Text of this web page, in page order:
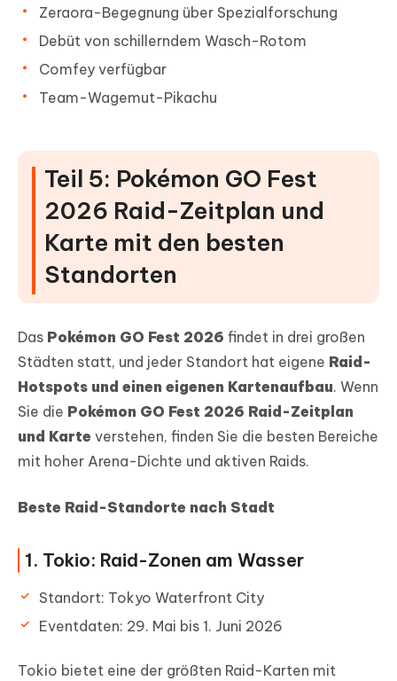
Zeraora-Begegnung über Spezialforschung
Debüt von schillerndem Wasch-Rotom
Comfey verfügbar
Team-Wagemut-Pikachu
Teil 5: Pokémon GO Fest
2026 Raid-Zeitplan und
Karte mit den besten
Standorten
Das Pokémon GO Fest 2026 findet in drei großen
Städten statt, und jeder Standort hat eigene Raid-
Hotspots und einen eigenen Kartenaufbau. Wenn
Sie die Pokémon GO Fest 2026 Raid-Zeitplan
und Karte verstehen, finden Sie die besten Bereiche
mit hoher Arena-Dichte und aktiven Raids.
Beste Raid-Standorte nach Stadt
1. Tokio: Raid-Zonen am Wasser
Standort: Tokyo Waterfront City
Eventdaten: 29. Mai bis 1. Juni 2026
Tokio bietet eine der größten Raid-Karten mit